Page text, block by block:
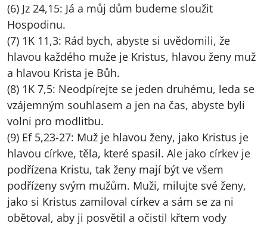
(6) Jz 24,15: Já a můj dům budeme sloužit
Hospodinu.
(7) 1K 11,3: Rád bych, abyste si uvědomili, že
hlavou každého muže je Kristus, hlavou ženy muž
a hlavou Krista je Bůh.
(8) 1K 7,5: Neodpírejte se jeden druhému, leda se
vzájemným souhlasem a jen na čas, abyste byli
volni pro modlitbu.
(9) Ef 5,23-27: Muž je hlavou ženy, jako Kristus je
hlavou církve, těla, které spasil. Ale jako církev je
podřízena Kristu, tak ženy mají být ve všem
podřízeny svým mužům. Muži, milujte své ženy,
jako si Kristus zamiloval církev a sám se za ni
obětoval, aby ji posvětil a očistil křtem vody